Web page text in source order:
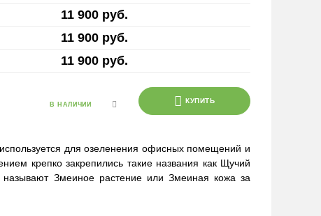
11 900 руб.
11 900 руб.
11 900 руб.
В НАЛИЧИИ КУПИТЬ
для озеленения офисных помещений и
крепко закрепились такие названия как Щучий
Змеиное растение или Змеиная кожа за